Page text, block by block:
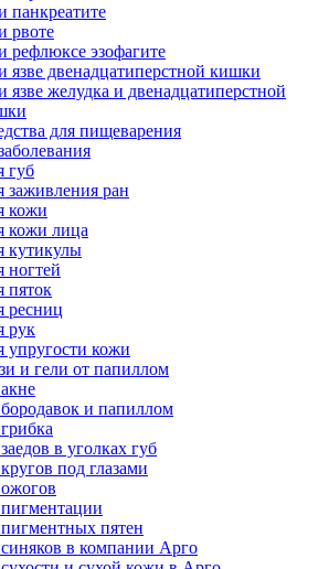
панкреатите
рвоте
рефлюксе эзофагите
язве двенадцатиперстной кишки
язве желудка и двенадцатиперстной
для пищеварения
губ
заживления ран
кожи
кожи лица
кутикулы
ногтей
пяток
ресниц
рук
упругости кожи
и гели от папиллом
и папиллом
в уголках губ
под глазами
пятен
в компании Арго